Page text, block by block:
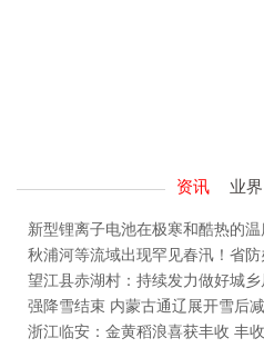
资讯 业界
新型锂离子电池在极寒和酷热的
秋浦河等流域出现罕见春汛！省
望江县赤湖村：持续发力做好城
强降雪结束 内蒙古通辽展开雪后
浙江临安：金黄稻浪喜获丰收 丰